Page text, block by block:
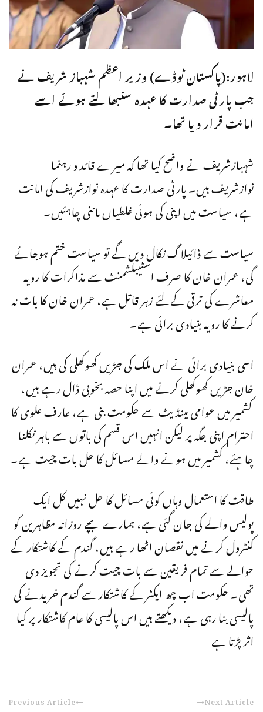
لاہور:(پاکستان ٹوڈے) وزیر اعظم شہباز شریف نے
جب پارٹی صدارت کا عہدہ سنبھالتے ہوئے اسے
امانت قرار دیا تھا۔
شہبازشریف نے واضح کیا تھا کہ میرے قائد و رہنما
نوازشریف ہیں۔ پارٹی صدارت کا عہدہ نوازشریف کی امانت
ہے، سیاست میں اپنی کی ہوئی غلطیاں ماننی چاہئیں۔
سیاست سے ڈائیلاگ نکال دیں گے تو سیاست ختم ہوجائے
گی، عمران خان کا صرف اسٹیبلشمنٹ سے مذاکرات کا رویہ
معاشرے کی ترقی کےلئے زہر قاتل ہے، عمران خان کا بات نہ
کرنے کا رویہ بنیادی برائی ہے۔
اسی بنیادی برائی نے اس ملک کی جڑیں کھوکھلی کی ہیں، عمران
خان جڑیں کھوکھلی کرنے میں اپنا حصہ بخوبی ڈال رہے ہیں،
کشمیر میں عوامی مینڈیٹ سے حکومت بنی ہے، عارف علوی کا
احترام اپنی جگہ پر لیکن انہیں اس قسم کی باتوں سے باہر نکلنا
چاہئے، کشمیر میں ہونے والے مسائل کا حل بات چیت ہے۔
طاقت کا استعمال وہاں کوئی مسائل کا حل نہیں کل ایک
پولیس والے کی جان گئی ہے، ہمارے بچے روزانہ مظاہرین کو
کنٹرول کرنے میں نقصان اٹھا رہے ہیں، گندم کے کاشتکار کے
حوالے سے تمام فریقین سے بات چیت کرنے کی تجویز دی
تھی۔ حکومت اب چھ ایکٹر کے کاشتکار سے گندم خریدنے کی
پالیسی بنا رہی ہے، دیکھتے ہیں اس پالیسی کا عام کاشتکار پر کیا
اثر پڑتا ہے
Previous Article Next Article